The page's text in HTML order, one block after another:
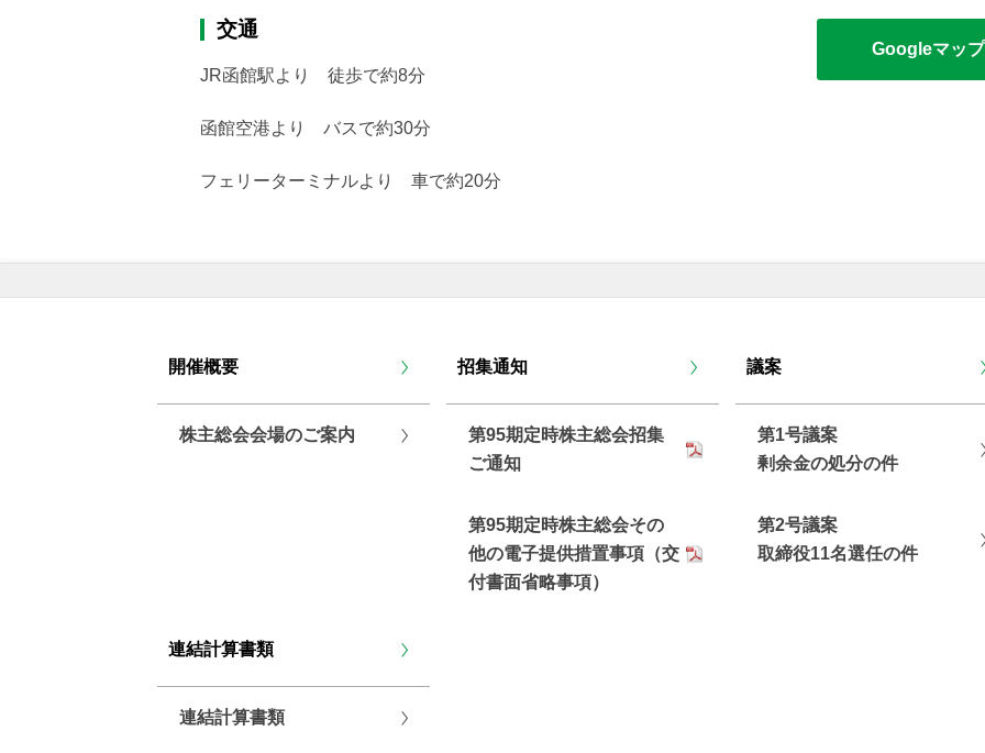
交通
JR函館駅より 徒歩で約8分
函館空港より バスで約30分
フェリーターミナルより 車で約20分
Googleマッ
開催概要
株主総会会場のご案内
招集通知
第95期定時株主総会招集
ご通知
第95期定時株主総会その
他の電子提供措置事項（交
付書面省略事項）
議案
第1号議案
剰余金の処分の件
第2号議案
取締役11名選任の件
連結計算書類
連結計算書類